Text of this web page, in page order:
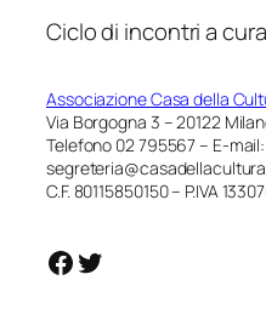
Ciclo di incontri a
Associazione Casa della
Via Borgogna 3 – 20122
Telefono 02 795567 – E-mail:
C.F. 80115850150 – P.IVA
https://www.facebook.com/casadellaculturamilano https://twitter.com/c_dellacultura